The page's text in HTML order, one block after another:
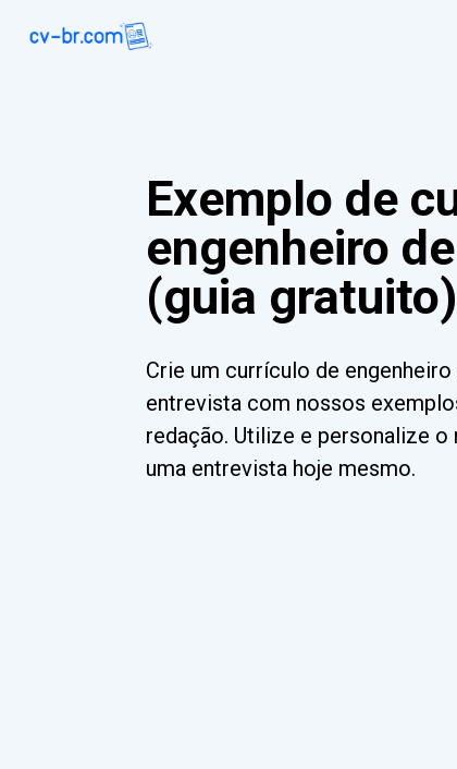
Exemplo de
engenheiro
(guia gratuito)
Crie um currículo de
entrevista com nossos
redação. Utilize e personalize
uma entrevista hoje mesmo.